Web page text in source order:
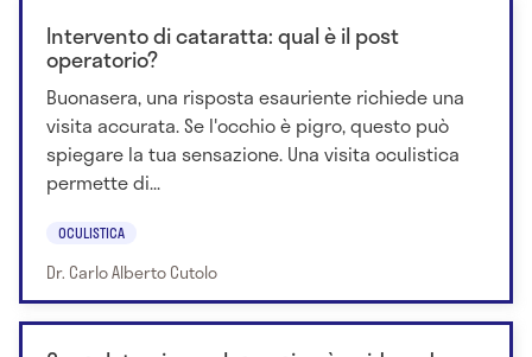
Intervento di cataratta: qual è il post
operatorio?
Buonasera, una risposta esauriente richiede una
visita accurata. Se l'occhio è pigro, questo può
spiegare la tua sensazione. Una visita oculistica
permette di...
OCULISTICA
Dr. Carlo Alberto Cutolo